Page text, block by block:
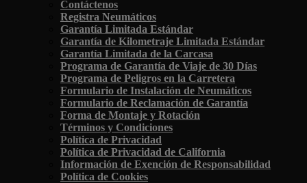
Contáctenos
Registra Neumáticos
Garantía Limitada Estándar
Garantía de Kilometraje Limitada Estándar
Garantía Limitada de la Carcasa
Programa de Garantía de Viaje de 30 Días
Programa de Peligros en la Carretera
Formulario de Instalación de Neumáticos
Formulario de Reclamación de Garantía
Forma de Montaje y Rotación
Términos y Condiciones
Política de Privacidad
Política de Privacidad de California
Información de Exención de Responsabilidad
Política de Cookies